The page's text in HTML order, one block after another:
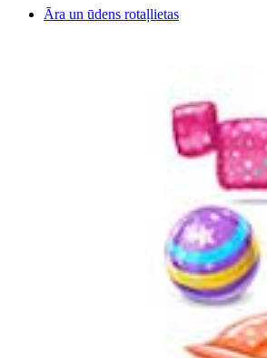
Āra un ūdens rotaļlietas